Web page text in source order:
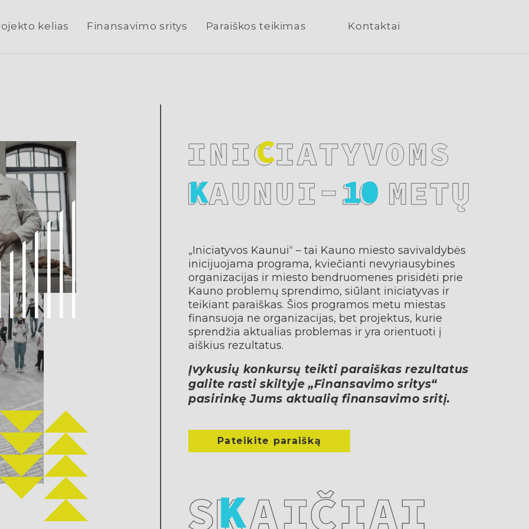
kelias Finansavimo sritys Paraiškos teikimas Kontaktai
„Iniciatyvos Kaunui“ – tai Kauno miesto savivaldybės
inicijuojama programa, kviečianti nevyriausybines
organizacijas ir miesto bendruomenes prisidėti prie
Kauno problemų sprendimo, siūlant iniciatyvas ir
teikiant paraiškas. Šios programos metu miestas
finansuoja ne organizacijas, bet projektus, kurie
sprendžia aktualias problemas ir yra orientuoti į
aiškius rezultatus.
Įvykusių konkursų teikti paraiškas rezultatus
galite rasti skiltyje „Finansavimo sritys“
pasirinkę Jums aktualią finansavimo sritį.
Pateikite paraišką